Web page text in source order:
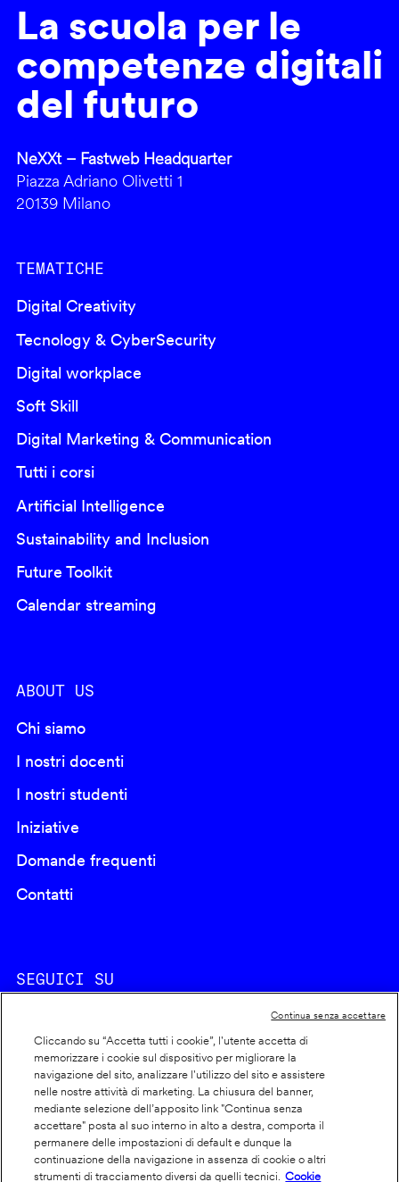
La scuola per le
competenze digitali
del futuro
NeXXt – Fastweb Headquarter
Piazza Adriano Olivetti 1
20139 Milano
TEMATICHE
Digital Creativity
Tecnology & CyberSecurity
Digital workplace
Soft Skill
Digital Marketing & Communication
Tutti i corsi
Artificial Intelligence
Sustainability and Inclusion
Future Toolkit
Calendar streaming
ABOUT US
Chi siamo
I nostri docenti
I nostri studenti
Iniziative
Domande frequenti
Contatti
SEGUICI SU
Footer
info
Cookie policy
Dichiarazione di accessibilità
Privacy
Cliccando su “Accetta tutti i cookie”, l'utente accetta di
memorizzare i cookie sul dispositivo per migliorare la
navigazione del sito, analizzare l'utilizzo del sito e assistere
nelle nostre attività di marketing. La chiusura del banner,
mediante selezione dell’apposito link "Continua senza
accettare" posta al suo interno in alto a destra, comporta il
permanere delle impostazioni di default e dunque la
continuazione della navigazione in assenza di cookie o altri
strumenti di tracciamento diversi da quelli tecnici.
Cookie
Continua senza accettare